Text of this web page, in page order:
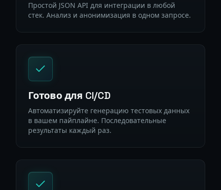
Простой JSON API для интеграции в любой
стек. Анализ и анонимизация в одном запросе.
Готово для CI/CD
Автоматизируйте генерацию тестовых данных
в вашем пайплайне. Последовательные
результаты каждый раз.